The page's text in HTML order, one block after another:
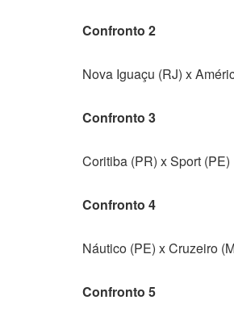
Confronto 2
Nova Iguaçu (RJ) x
Confronto 3
Coritiba (PR) x Sport (PE)
Confronto 4
Náutico (PE) x Cruzeiro
Confronto 5